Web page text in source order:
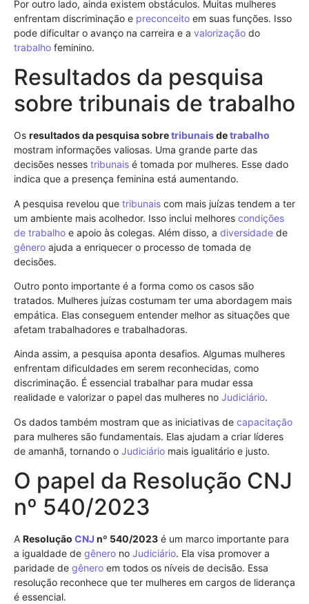
Por outro lado, ainda existem obstáculos. Muitas mulheres
enfrentam discriminação e preconceito em suas funções. Isso
pode dificultar o avanço na carreira e a valorização do
trabalho feminino.
Resultados da pesquisa
sobre tribunais de trabalho
Os resultados da pesquisa sobretribunaisdetrabalho
mostram informações valiosas. Uma grande parte das
decisões nesses tribunais é tomada por mulheres. Esse dado
indica que a presença feminina está aumentando.
A pesquisa revelou que tribunais com mais juízas tendem a ter
um ambiente mais acolhedor. Isso inclui melhores condições
de trabalho e apoio às colegas. Além disso, a diversidade de
gênero ajuda a enriquecer o processo de tomada de
decisões.
Outro ponto importante é a forma como os casos são
tratados. Mulheres juízas costumam ter uma abordagem mais
empática. Elas conseguem entender melhor as situações que
afetam trabalhadores e trabalhadoras.
Ainda assim, a pesquisa aponta desafios. Algumas mulheres
enfrentam dificuldades em serem reconhecidas, como
discriminação. É essencial trabalhar para mudar essa
realidade e valorizar o papel das mulheres no Judiciário.
Os dados também mostram que as iniciativas de capacitação
para mulheres são fundamentais. Elas ajudam a criar líderes
de amanhã, tornando o Judiciário mais igualitário e justo.
O papel da Resolução CNJ
nº 540/2023
A Resolução CNJ nº 540/2023 é um marco importante para
a igualdade de gênero no Judiciário. Ela visa promover a
paridade de gênero em todos os níveis de decisão. Essa
resolução reconhece que ter mulheres em cargos de liderança
é essencial.